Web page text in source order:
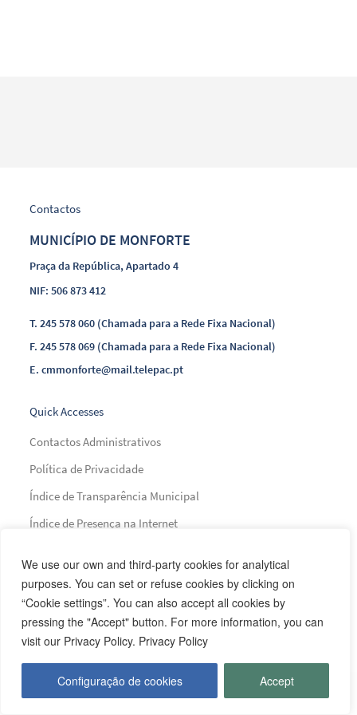
We use our own and third-party cookies for analytical
purposes. You can set or refuse cookies by clicking on
“Cookie settings”. You can also accept all cookies by
pressing the "Accept" button. For more information, you can
visit our Privacy Policy. Privacy Policy
Configuração de cookies Accept
Categories
Filters
Contactos
MUNICÍPIO DE MONFORTE
Praça da República, Apartado 4
NIF: 506 873 412
T.245 578 060 (Chamada para a Rede Fixa Nacional)
F.245 578 069 (Chamada para a Rede Fixa Nacional)
E.cmmonforte@mail.telepac.pt
Quick Accesses
Contactos Administrativos
Política de Privacidade
Índice de Transparência Municipal
Índice de Presença na Internet
Mapa do Site
Financing